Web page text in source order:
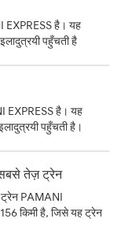
EXPRESS है। यह
पहुँचती है
EXPRESS है। यह
पहुँचती है।
सबसे तेज़ ट्रेन
ट्रेन PAMANI
किमी है, जिसे यह ट्रेन